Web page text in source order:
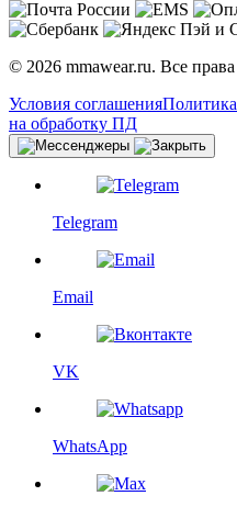
© 2026 mmawear.ru. Все
Условия соглашения
на обработку ПД
Telegram
Email
VK
WhatsApp